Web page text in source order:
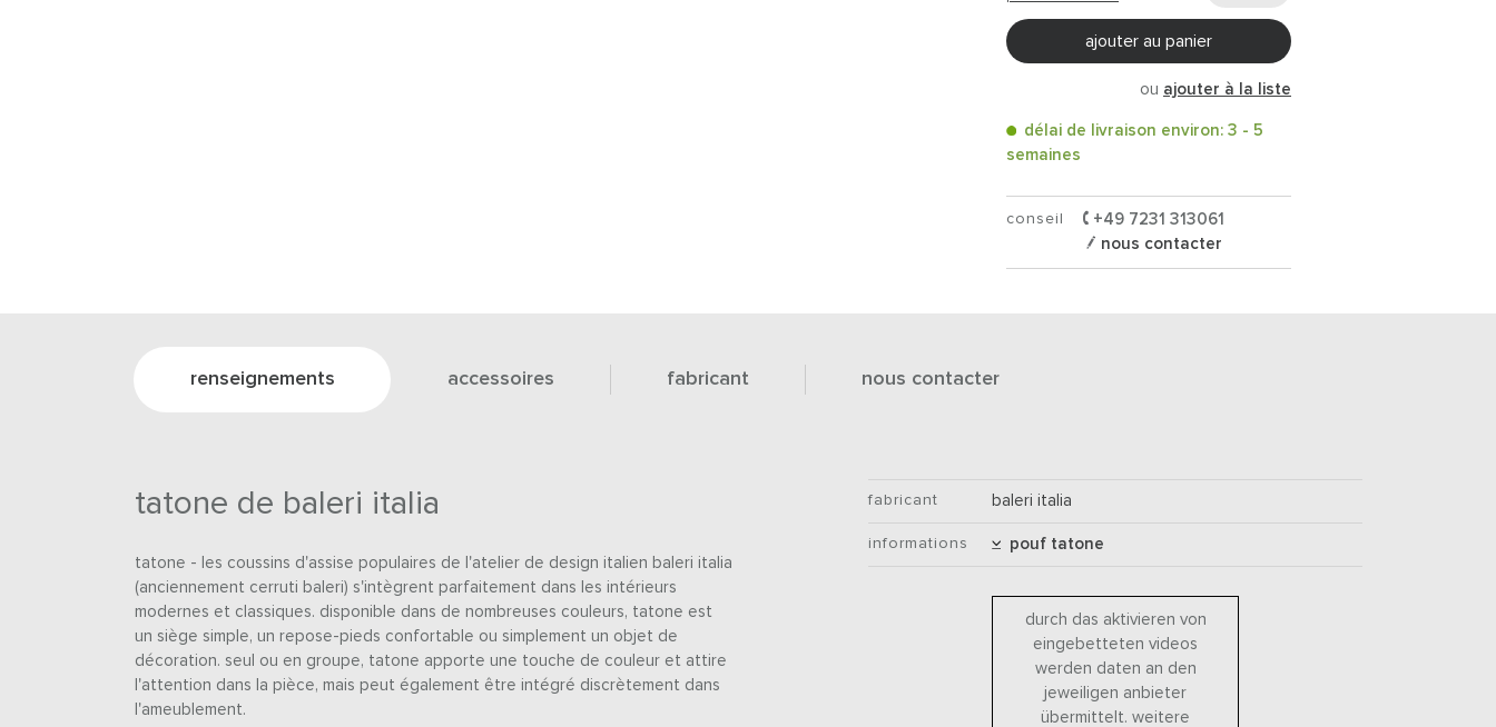
ajouter au panier
ou ajouter à la liste
délai de livraison environ: 3 - 5
semaines
conseil
+49 7231 313061
nous contacter
renseignements accessoires fabricant nous contacter
tatone de baleri italia
tatone - les coussins d'assise populaires de l'atelier de design italien baleri italia
(anciennement cerruti baleri) s'intègrent parfaitement dans les intérieurs
modernes et classiques. disponible dans de nombreuses couleurs, tatone est
un siège simple, un repose-pieds confortable ou simplement un objet de
décoration. seul ou en groupe, tatone apporte une touche de couleur et attire
l'attention dans la pièce, mais peut également être intégré discrètement dans
l'ameublement.
fabricant baleri italia
informations pouf tatone
durch das aktivieren von
eingebetteten videos
werden daten an den
jeweiligen anbieter
übermittelt. weitere